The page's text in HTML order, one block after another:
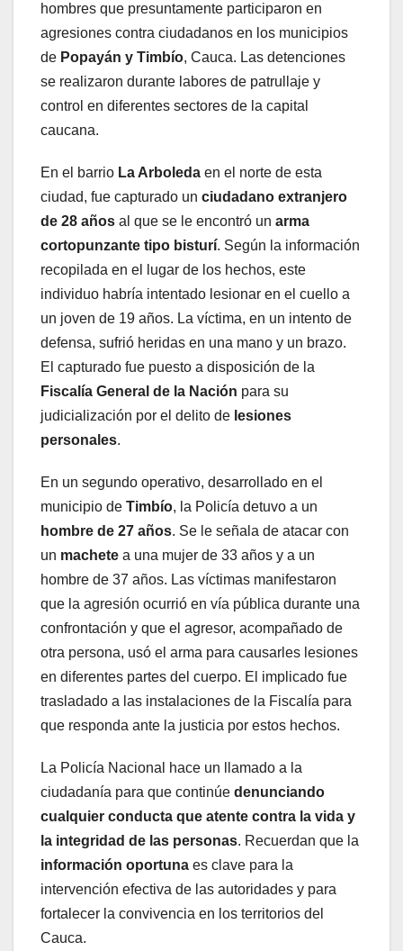
hombres que presuntamente participaron en
agresiones contra ciudadanos en los municipios
de Popayán y Timbío, Cauca. Las detenciones
se realizaron durante labores de patrullaje y
control en diferentes sectores de la capital
caucana.
En el barrio La Arboleda en el norte de esta
ciudad, fue capturado un ciudadano extranjero
de 28 años al que se le encontró un arma
cortopunzante tipo bisturí. Según la información
recopilada en el lugar de los hechos, este
individuo habría intentado lesionar en el cuello a
un joven de 19 años. La víctima, en un intento de
defensa, sufrió heridas en una mano y un brazo.
El capturado fue puesto a disposición de la
Fiscalía General de la Nación para su
judicialización por el delito de lesiones
personales.
En un segundo operativo, desarrollado en el
municipio de Timbío, la Policía detuvo a un
hombre de 27 años. Se le señala de atacar con
un machete a una mujer de 33 años y a un
hombre de 37 años. Las víctimas manifestaron
que la agresión ocurrió en vía pública durante una
confrontación y que el agresor, acompañado de
otra persona, usó el arma para causarles lesiones
en diferentes partes del cuerpo. El implicado fue
trasladado a las instalaciones de la Fiscalía para
que responda ante la justicia por estos hechos.
La Policía Nacional hace un llamado a la
ciudadanía para que continúe denunciando
cualquier conducta que atente contra la vida y
la integridad de las personas. Recuerdan que la
información oportuna es clave para la
intervención efectiva de las autoridades y para
fortalecer la convivencia en los territorios del
Cauca.